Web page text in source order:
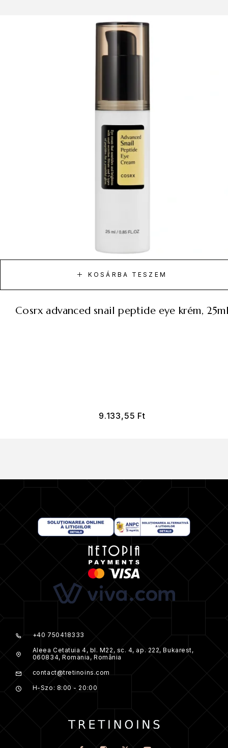
KOSÁRBA TESZEM
cosrx advanced snail peptide eye krém,
9.133,55 Ft
+40 750418333
Aleea Cetatuia 4, bl. M22, sc. 4, ap. 222, Bukarest,
060834, Romania, România
contact@tretinoins.com
H-Szo: 8:00 - 20:00